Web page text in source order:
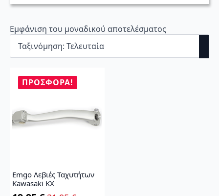
Εμφάνιση του μοναδικού αποτελέσματος
ΠΡΟΣΦΟΡΆ!
Emgo Λεβιές Ταχυτήτων
Kawasaki KX